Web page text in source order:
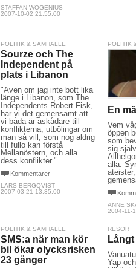
STAFFAN WOGENIUS
2007-10-02 21:55:00
POLITIK & SAMHÄLLE
Sourze och The
Independent på
plats i Libanon
"Även om jag inte bott lika
länge i Libanon, som The
Independents Robert Fisk,
har vi det gemensamt att
vi båda är åskådare till
konflikterna, utbölingar om
man så vill, som nog aldrig
till fullo kan förstå
Mellanöstern, och alla
dess konflikter."
Kommentarer
LARS BERGQVIST
2007-03-21 13:35:00
POLITIK
En
Vem
öppen
som
sig
alla.
ANNE
2004-11-
POLITIK & SAMHÄLLE
SMS:a när man kör
bil ökar olycksrisken
23 gånger
RESOR
Yap